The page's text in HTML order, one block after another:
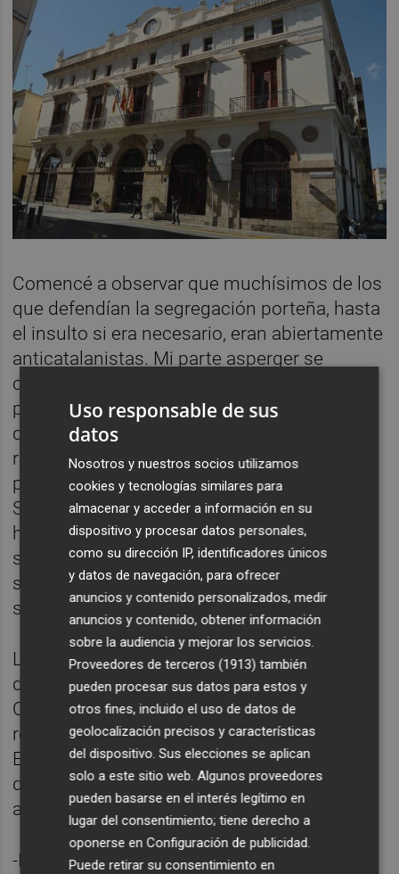
Comencé a observar que muchísimos de los
que defendían la segregación porteña, hasta
el insulto si era necesario, eran abiertamente
anticatalanistas. Mi parte asperger se
cortocircuitó y empecé a hacer un juego: les
preguntaba las razones por las que Puerto
de Sagunto debía ser independiente. Las
respuestas eran casi siempre las mismas:
porque ganamos más dinero y se lo lleva
Sagunto; porque tenemos una cultura y una
historia diferente, ¡incluso el idioma ha sido
siempre diferente!; porque no nos sentimos
saguntinos, sino porteños, etc. Creo que
saben por dónde voy…
Lo divertido venía cuando acto seguido les
decía que según todos sus razonamientos,
Cataluña debía ser independiente y les
recordaba lo que acababan de explicarme.
En ese momento me miraban raro y me
daban el argumento de los que no tienen
argumentos:
-No es lo mismo…
Uso responsable de sus
datos
Nosotros y nuestros socios utilizamos
cookies y tecnologías similares para
almacenar y acceder a información en su
dispositivo y procesar datos personales,
como su dirección IP, identificadores únicos
y datos de navegación, para ofrecer
anuncios y contenido personalizados, medir
anuncios y contenido, obtener información
sobre la audiencia y mejorar los servicios.
Proveedores de terceros (1913) también
pueden procesar sus datos para estos y
otros fines, incluido el uso de datos de
geolocalización precisos y características
del dispositivo. Sus elecciones se aplican
solo a este sitio web. Algunos proveedores
pueden basarse en el interés legítimo en
lugar del consentimiento; tiene derecho a
oponerse enConfiguración de publicidad.
Puede retirar su consentimiento en